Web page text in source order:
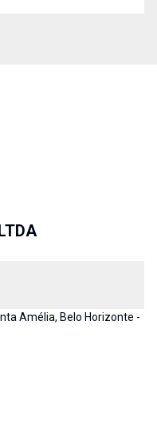
Amélia, Belo Horizonte -